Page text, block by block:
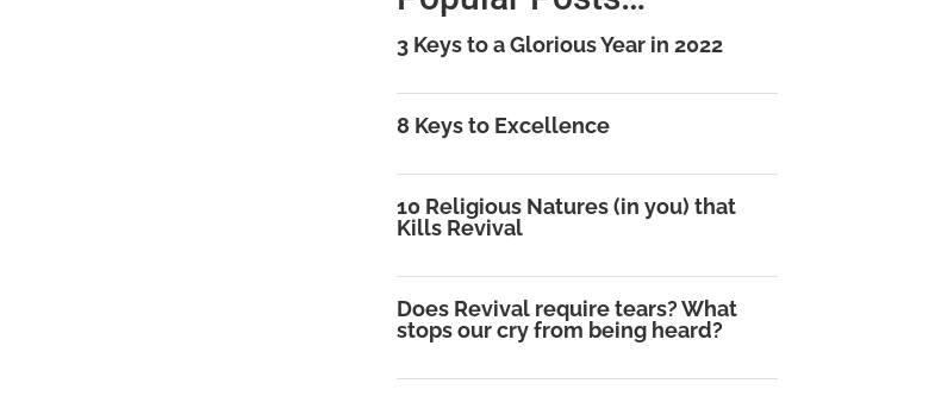
3 Keys to a Glorious Year in 2022
8 Keys to Excellence
10 Religious Natures (in you) that
Kills Revival
Does Revival require tears? What
stops our cry from being heard?